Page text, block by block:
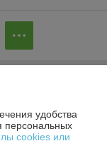
9-9
удобства
персональных
cookies или